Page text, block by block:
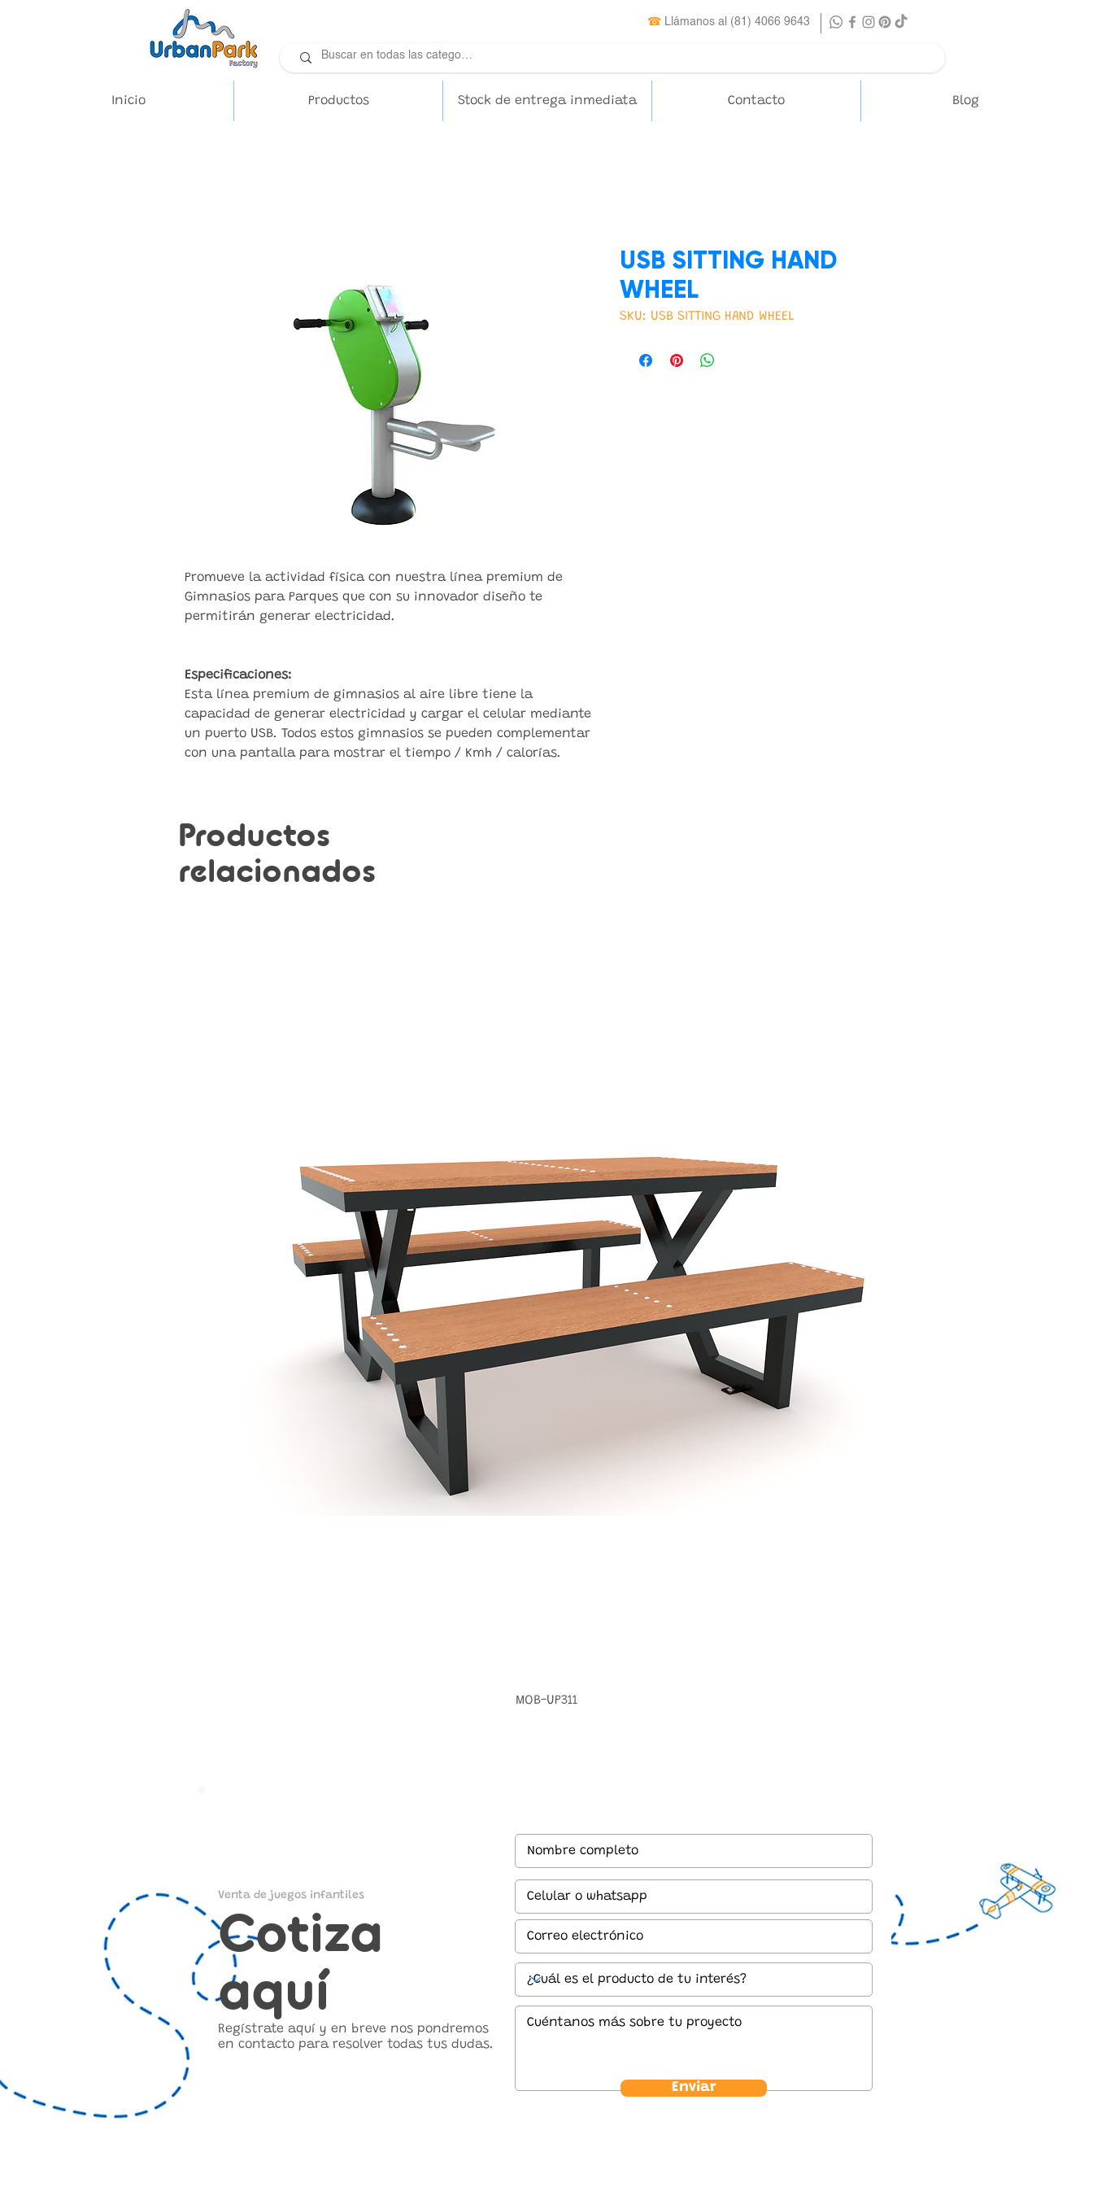
☎ Llámanos al (81) 4066 9643
Inicio Productos Stock de entrega inmediata Contacto Blog
Promueve la actividad física con nuestra línea premium de
Gimnasios para Parques que con su innovador diseño te
permitirán generar electricidad.
Especificaciones:
Esta línea premium de gimnasios al aire libre tiene la
capacidad de generar electricidad y cargar el celular mediante
un puerto USB. Todos estos gimnasios se pueden complementar
con una pantalla para mostrar el tiempo / Kmh / calorías.
USB SITTING HAND
WHEEL
SKU: USB SITTING HAND WHEEL
Productos
relacionados
MOB-UP311
Venta de juegos infantiles
Cotiza
aquí
Regístrate aquí y en breve nos pondremos
en contacto para resolver todas tus dudas.
Enviar